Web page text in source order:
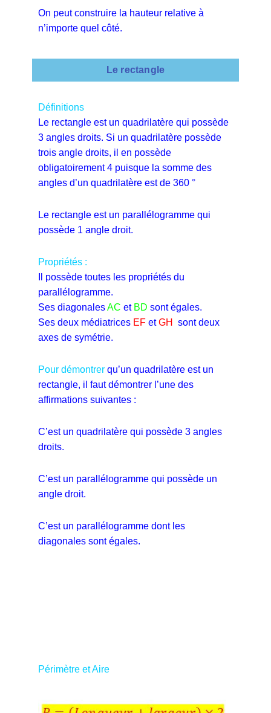
On peut construire la hauteur relative à
n’importe quel côté.
Le rectangle
Définitions
Le rectangle est un quadrilatère qui possède
3 angles droits. Si un quadrilatère possède
trois angle droits, il en possède
obligatoirement 4 puisque la somme des
angles d’un quadrilatère est de 360 °
Le rectangle est un parallélogramme qui
possède 1 angle droit.
Propriétés :
Il possède toutes les propriétés du
parallélogramme.
Ses diagonalesAC et BD sont égales.
Ses deux médiatrices EF etGH
sont deux
axes de symétrie.
Pour démontrer qu’un quadrilatère est un
rectangle, il faut démontrer l’une des
affirmations suivantes :
C’est un quadrilatère qui possède 3 angles
droits.
C’est un parallélogramme qui possède un
angle droit.
C’est un parallélogramme dont les
diagonales sont égales.
Périmètre et Aire